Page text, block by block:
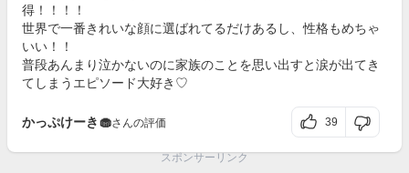
得！！！！
世界で一番きれいな顔に選ばれてるだけあるし、性格もめちゃ
いい！！
普段あんまり泣かないのに家族のことを思い出すと涙が出てき
てしまうエピソード大好き♡
かっぷけーき🧁さんの評価 39
スポンサーリンク